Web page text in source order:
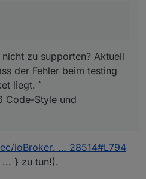
zu supporten? Aktuell
der Fehler beim testing
liegt. `
Code-Style und
ioBroker. … 28514#L794
} zu tun!).